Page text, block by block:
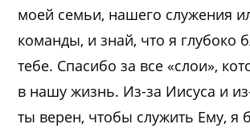
моей семьи, нашего служения
команды, и знай, что я глубоко
тебе. Спасибо за все «слои»,
в нашу жизнь. Из-за Иисуса и
ты верен, чтобы служить Ему, я